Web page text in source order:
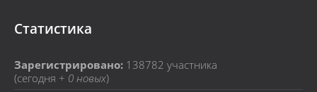
Статистика
Зарегистрировано: 138782 участника
(сегодня + 0 новых)